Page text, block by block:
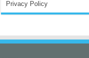
Privacy Policy